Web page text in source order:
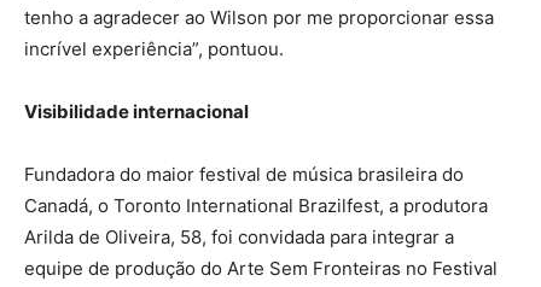
tenho a agradecer ao Wilson por me proporcionar essa
incrível experiência”, pontuou.
Visibilidade internacional
Fundadora do maior festival de música brasileira do
Canadá, o Toronto International Brazilfest, a produtora
Arilda de Oliveira, 58, foi convidada para integrar a
equipe de produção do Arte Sem Fronteiras no Festival